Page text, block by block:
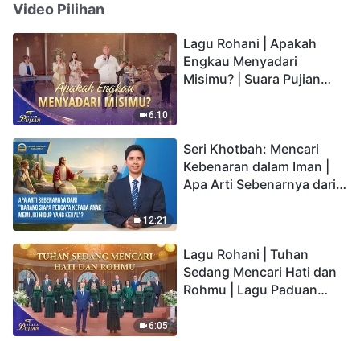
Video Pilihan
6:10
Lagu Rohani | Apakah
Engkau Menyadari
Misimu? | Suara Pujian
12:21
Seri Khotbah: Mencari
Kebenaran dalam Iman |
Apa Arti Sebenarnya dari
6:05
Lagu Rohani | Tuhan
Sedang Mencari Hati dan
Rohmu | Lagu Paduan